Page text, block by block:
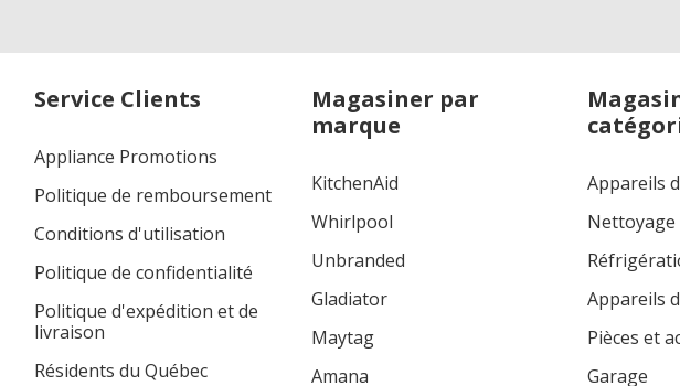
Service Clients
Appliance Promotions
Politique de remboursement
Conditions d'utilisation
Politique de confidentialité
Politique d'expédition et de
livraison
Résidents du Québec
Magasiner par
marque
KitchenAid
Whirlpool
Unbranded
Gladiator
Maytag
Amana
Appareils
Nettoyage
Appareils
Pièces et
Garage